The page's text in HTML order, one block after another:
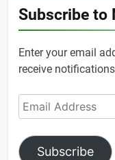
Subscribe to
Enter your email
receive
Email
Address
Subscribe